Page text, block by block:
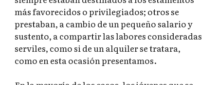
más favorecidos o privilegiados; otros se
prestaban, a cambio de un pequeño salario y
sustento, a compartir las labores consideradas
serviles, como si de un alquiler se tratara,
como en esta ocasión presentamos.